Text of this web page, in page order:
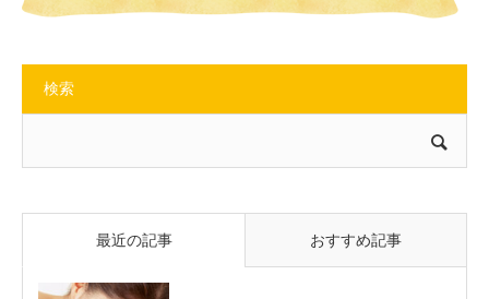
検索
最近の記事 おすすめ記事